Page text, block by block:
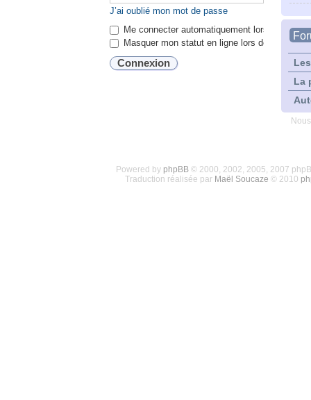
La
J’ai oublié mon mot de passe
Me connecter automatiquement lors de
Masquer mon statut en ligne lors de cette
Powered by phpBB© 2000, 2002, 2005, 2007
Traduction réalisée par Maël Soucaze © 2010